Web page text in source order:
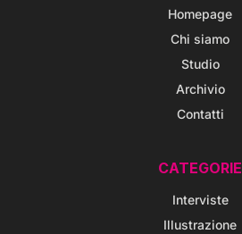
Homepage
Chi siamo
Studio
Archivio
Contatti
CATEGORIE
Interviste
Illustrazione